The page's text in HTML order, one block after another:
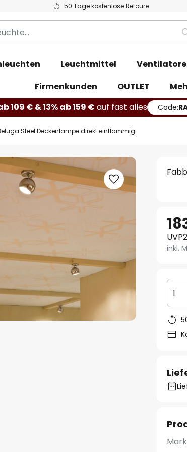
50 Tage kostenlose Retoure
Leuchtmittel
Firmenkunden
OUTLET
109 € & 13% ab 159 € auf fast alles Code:
Steel Deckenlampe direkt einflammig
UVP
inkl.
1